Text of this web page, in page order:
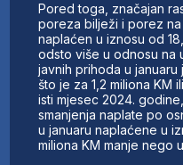
Pored toga, značajan
poreza bilježi i porez
naplaćen u iznosu od
odsto više u odnosu na
javnih prihoda u januaru
što je za 1,2 miliona KM
isti mjesec 2024.
smanjenja naplate po
u januaru naplaćene u
miliona KM manje nego